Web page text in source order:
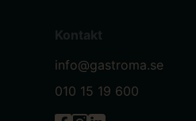
Kontakt
info@gastroma.se
010 15 19 600